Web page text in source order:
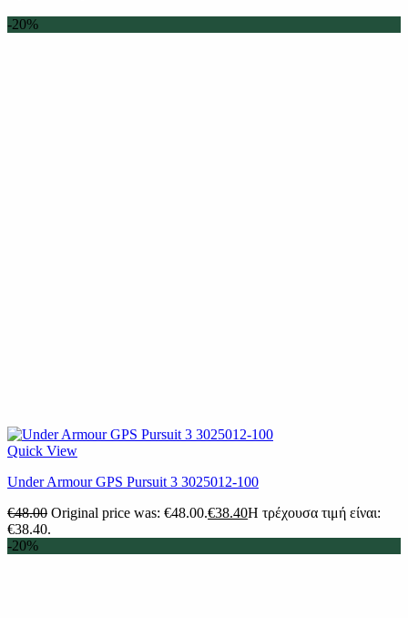
-20%
Quick View
Under Armour GPS Pursuit 3 3025012-100
€48.00 Original price was: €48.00.€38.40Η τρέχουσα τιμή είναι:
€38.40.
-20%